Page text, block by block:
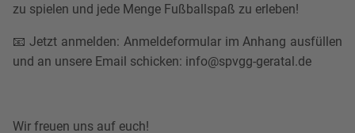
zu spielen und jede Menge Fußballspaß zu erleben!
📧 Jetzt anmelden: Anmeldeformular im Anhang ausfüllen
und an unsere Email schicken: info@spvgg-geratal.de
Wir freuen uns auf euch!